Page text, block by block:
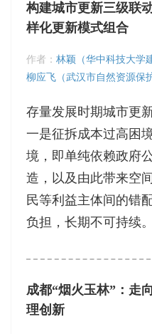
构建城市更新三级联
样化更新模式组合
作者： 林颖（华中科技大学
柳应飞（武汉市自然资源保
存量发展时期城市更
一是征拆成本过高困
境，即单纯依赖政府
造，以及由此带来空
民等利益主体间的错
负担，长期不可持续。
成都“烟火玉林”：走
理创新